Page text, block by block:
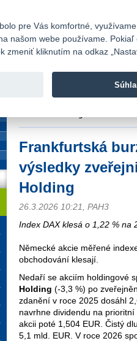
Fio banka
Frankfurtská
výsledky
Holding
26.3.2026 10:21, PAH3
Index DAX klesá o 1,22 % na
Německé akcie měřené
obchodování klesají.
Nedaří se akciím holdingové
Holding (-3,3 %) po
zdanění v roce 2025 dosáhl
navrhne dividendu na
akcii poté 1,504 EUR. Čistý
5,1 mld. EUR. V roce 2026
pre Vás komfortné,
našom webe používame.
zmeniť kliknutím na odkaz